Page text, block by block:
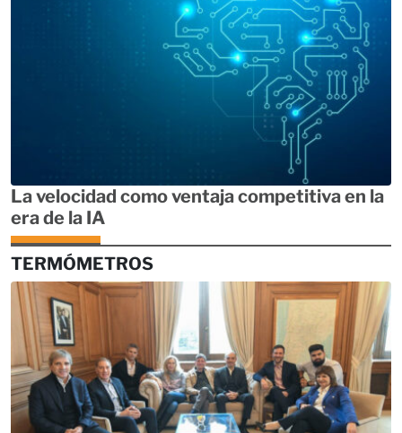
La velocidad como ventaja competitiva en la
era de la IA
TERMÓMETROS